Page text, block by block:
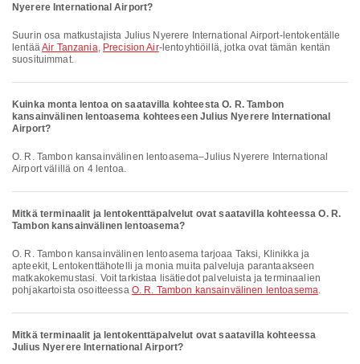
Nyerere International Airport?
Suurin osa matkustajista Julius Nyerere International Airport-lentokentälle
lentääAir Tanzania, Precision Air-lentoyhtiöillä, jotka ovat tämän kentän
suosituimmat.
Kuinka monta lentoa on saatavilla kohteesta O. R. Tambon
kansainvälinen lentoasema kohteeseen Julius Nyerere International
Airport?
O. R. Tambon kansainvälinen lentoasema–Julius Nyerere International
Airport välillä on 4 lentoa.
Mitkä terminaalit ja lentokenttäpalvelut ovat saatavilla kohteessa O. R.
Tambon kansainvälinen lentoasema?
O. R. Tambon kansainvälinen lentoasema tarjoaa Taksi, Klinikka ja
apteekit, Lentokenttähotelli ja monia muita palveluja parantaakseen
matkakokemustasi. Voit tarkistaa lisätiedot palveluista ja terminaalien
pohjakartoista osoitteessa O. R. Tambon kansainvälinen lentoasema.
Mitkä terminaalit ja lentokenttäpalvelut ovat saatavilla kohteessa
Julius Nyerere International Airport?